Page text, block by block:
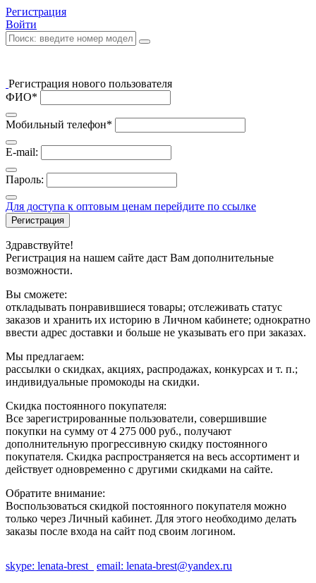
Регистрация
Войти
Регистрация нового пользователя
ФИО*
Мобильный телефон*
E-mail:
Пароль:
Для доступа к оптовым ценам перейдите по ссылке
Регистрация
Здравствуйте!
Регистрация на нашем сайте даст Вам дополнительные
возможности.
Вы сможете:
откладывать понравившиеся товары; отслеживать статус
заказов и хранить их историю в Личном кабинете; однократно
ввести адрес доставки и больше не указывать его при заказах.
Мы предлагаем:
рассылки о скидках, акциях, распродажах, конкурсах и т. п.;
индивидуальные промокоды на скидки.
Скидка постоянного покупателя:
Все зарегистрированные пользователи, совершившие
покупки на сумму от 4 275 000 руб., получают
дополнительную прогрессивную скидку постоянного
покупателя. Скидка распространяется на весь ассортимент и
действует одновременно с другими скидками на сайте.
Обратите внимание:
Воспользоваться скидкой постоянного покупателя можно
только через Личный кабинет. Для этого необходимо делать
заказы после входа на сайт под своим логином.
skype: lenata-brest
email: lenata-brest@yandex.ru